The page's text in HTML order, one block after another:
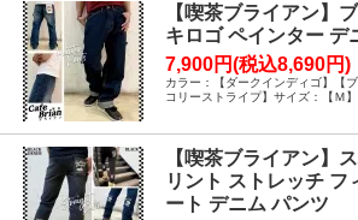
【喫茶ブライアン】
キロゴ ペインター デ
7,900円(税込8,690円)
カラー：【ダークインディゴ】【
コリーストライプ】サイズ：【Ｍ】
【喫茶ブライアン】
リント ストレッチ フ
ート デニム パンツ